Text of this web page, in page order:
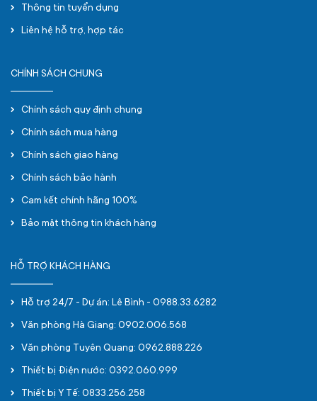
Thông tin tuyển dụng
Liên hệ hỗ trợ, hợp tác
CHÍNH SÁCH CHUNG
Chính sách quy định chung
Chính sách mua hàng
Chính sách giao hàng
Chính sách bảo hành
Cam kết chính hãng 100%
Bảo mật thông tin khách hàng
HỖ TRỢ KHÁCH HÀNG
Hỗ trợ 24/7 - Dự án: Lê Bình - 0988.33.6282
Văn phòng Hà Giang: 0902.006.568
Văn phòng Tuyên Quang: 0962.888.226
Thiết bị Điện nước: 0392.060.999
Thiết bị Y Tế: 0833.256.258